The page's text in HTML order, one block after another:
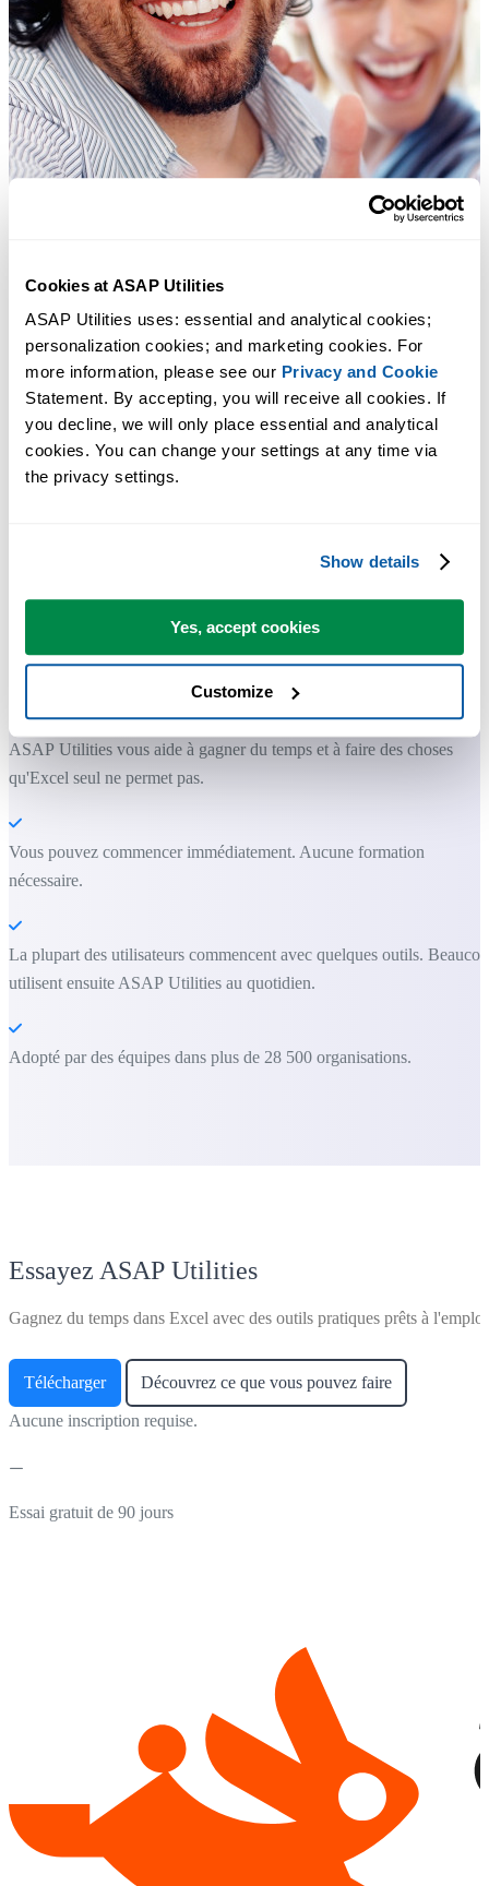
Cookies at ASAP Utilities
ASAP Utilities uses: essential and analytical cookies;
personalization cookies; and marketing cookies. For
more information, please see our Privacy and Cookie
Statement. By accepting, you will receive all cookies. If
you decline, we will only place essential and analytical
cookies. You can change your settings at any time via
the privacy settings.
Show details
Yes, accept cookies
Customize
Gagnez du temps dans Excel. Tout
ASAP Utilities vous aide à gagner du temps et à faire des choses
qu'Excel seul ne permet pas.
Vous pouvez commencer immédiatement. Aucune formation
nécessaire.
La plupart des utilisateurs commencent avec quelques outils.
utilisent ensuite ASAP Utilities au quotidien.
Adopté par des équipes dans plus de 28 500 organisations.
Essayez ASAP Utilities
Gagnez du temps dans Excel avec des outils pratiques prêts à
Télécharger Découvrez ce que vous pouvez faire
Aucune inscription requise.
Essai gratuit de 90 jours